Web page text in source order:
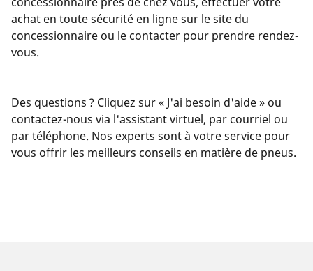
achat en toute sécurité en ligne sur le site du
concessionnaire ou le contacter pour prendre rendez-
vous.
Des questions ? Cliquez sur « J'ai besoin d'aide » ou
contactez-nous via l'assistant virtuel, par courriel ou
par téléphone. Nos experts sont à votre service pour
vous offrir les meilleurs conseils en matière de pneus.